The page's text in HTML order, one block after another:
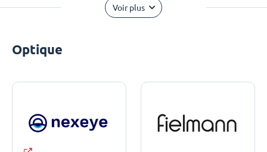
Voir plus
Optique